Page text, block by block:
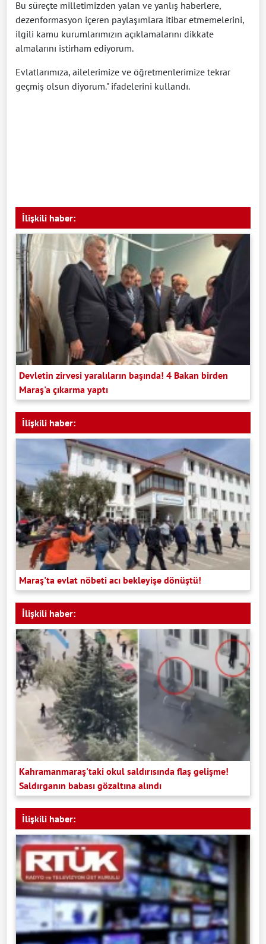
Bu süreçte milletimizden yalan ve yanlış haberlere,
dezenformasyon içeren paylaşımlara itibar etmemelerini,
ilgili kamu kurumlarımızın açıklamalarını dikkate
almalarını istirham ediyorum.
Evlatlarımıza, ailelerimize ve öğretmenlerimize tekrar
geçmiş olsun diyorum." ifadelerini kullandı.
İlişkili haber:
Devletin zirvesi yaralıların başında! 4 Bakan birden
Maraş'a çıkarma yaptı
İlişkili haber:
Maraş'ta evlat nöbeti acı bekleyişe dönüştü!
İlişkili haber:
Kahramanmaraş'taki okul saldırısında flaş gelişme!
Saldırganın babası gözaltına alındı
İlişkili haber: